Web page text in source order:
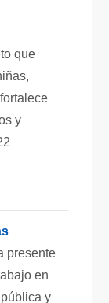
que
y
presente
en
y